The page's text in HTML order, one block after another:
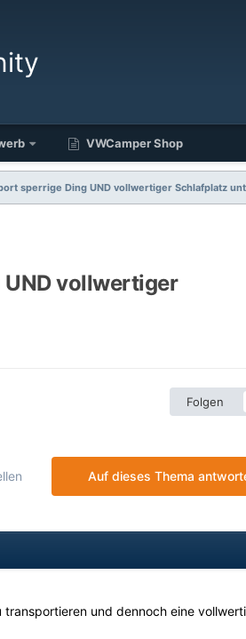
VWCamper Shop
sperrige Ding UND vollwertiger Schlafplatz
vollwertiger
Folgen
Auf dieses Thema
und dennoch eine